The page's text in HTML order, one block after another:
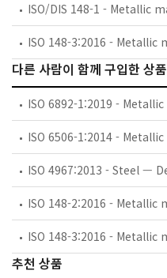
다른 사람이 함께 구입한 상품
추천 상품